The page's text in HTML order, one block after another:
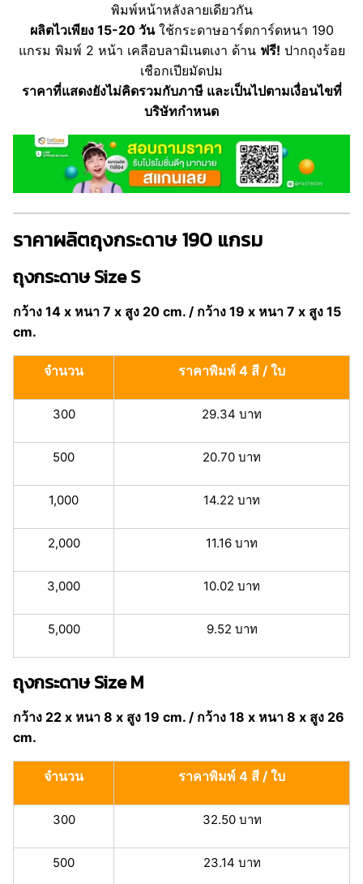
พิมพ์หน้าหลังลายเดียวกัน
ผลิตไวเพียง 15-20 วันใช้กระดาษอาร์ตการ์ดหนา 190
แกรม พิมพ์ 2 หน้า เคลือบลามิเนตเงา ด้าน ฟรี! ปากถุงร้อย
เชือกเปียมัดปม
ราคาที่แสดงยังไม่คิดรวมกับภาษี และเป็นไปตามเงื่อนไขที่
บริษัทกำหนด
ราคาผลิตถุงกระดาษ 190 แกรม
ถุงกระดาษ Size S
กว้าง 14 x หนา 7 x สูง 20 cm. / กว้าง 19 x หนา 7 x สูง 15
cm.
จำนวน ราคาพิมพ์ 4 สี / ใบ
300 29.34 บาท
500 20.70 บาท
1,000 14.22 บาท
2,000 11.16 บาท
3,000 10.02 บาท
5,000 9.52 บาท
ถุงกระดาษ Size M
กว้าง 22 x หนา 8 x สูง 19 cm. / กว้าง 18 x หนา 8 x สูง 26
cm.
จำนวน ราคาพิมพ์ 4 สี / ใบ
300 32.50 บาท
500 23.14 บาท